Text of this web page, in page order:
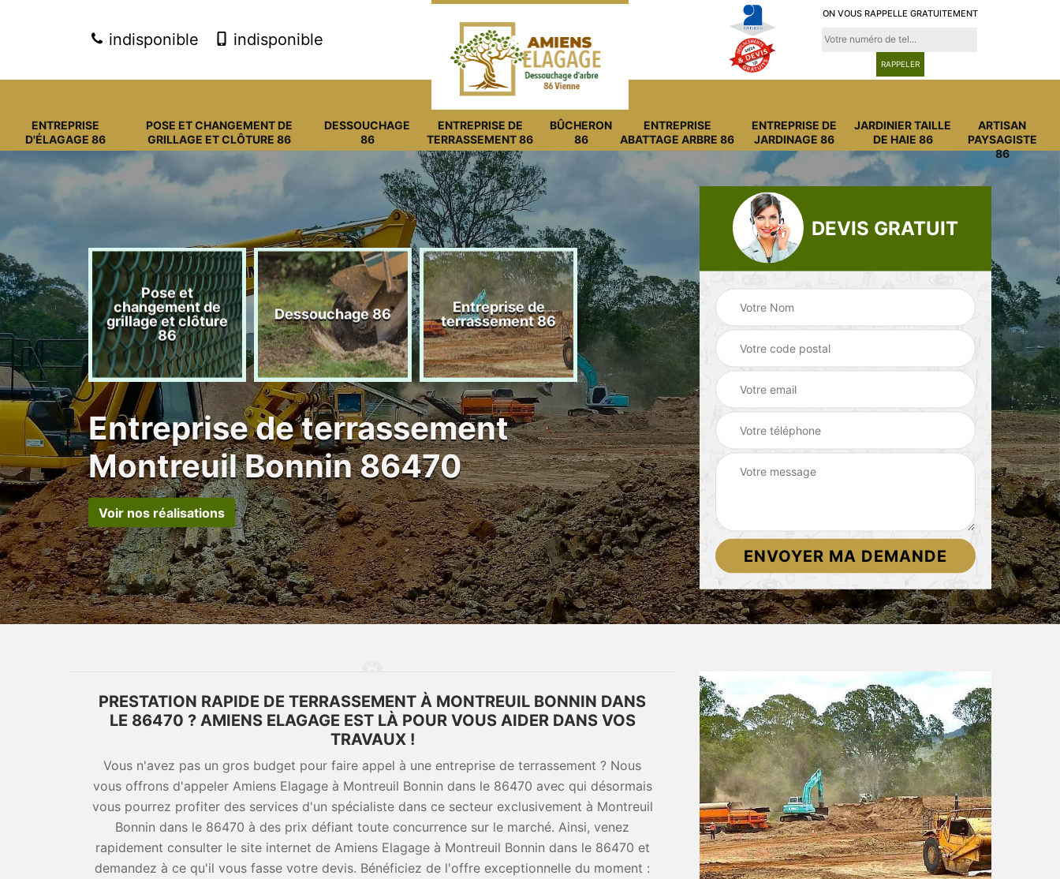
indisponible indisponible
ON VOUS RAPPELLE GRATUITEMENT
ENTREPRISE
D'ÉLAGAGE 86
POSE ET CHANGEMENT DE
GRILLAGE ET CLÔTURE 86
DESSOUCHAGE
86
ENTREPRISE DE
TERRASSEMENT 86
BÛCHERON
86
ENTREPRISE
ABATTAGE ARBRE 86
ENTREPRISE DE
JARDINAGE 86
JARDINIER TAILLE
DE HAIE 86
ARTISAN
PAYSAGISTE
86
86
Pose et
changement de
grillage et clôture
86
Dessouchage 86
Entreprise de
terrassement 86
Bûcheron 86
Entreprise de
jardinage 86
Entreprise de terrassement
Montreuil Bonnin 86470
Voir nos réalisations
DEVIS GRATUIT
PRESTATION RAPIDE DE TERRASSEMENT À MONTREUIL BONNIN DANS
LE 86470 ? AMIENS ELAGAGE EST LÀ POUR VOUS AIDER DANS VOS
TRAVAUX !
Vous n'avez pas un gros budget pour faire appel à une entreprise de terrassement ? Nous
vous offrons d'appeler Amiens Elagage à Montreuil Bonnin dans le 86470 avec qui désormais
vous pourrez profiter des services d'un spécialiste dans ce secteur exclusivement à Montreuil
Bonnin dans le 86470 à des prix défiant toute concurrence sur le marché. Ainsi, venez
rapidement consulter le site internet de Amiens Elagage à Montreuil Bonnin dans le 86470 et
demandez à ce qu'il vous fasse votre devis. Bénéficiez de l'offre exceptionnelle du moment :